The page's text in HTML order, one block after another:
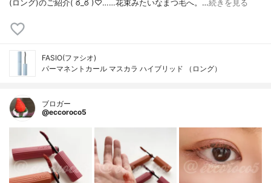
(ロング)⁡⁡のご紹介( ఠ_ఠ )♡⁡……⁡⁡⁡⁡花束みたいなまつ毛へ。⁡⁡⁡…続きを見る
FASIO(ファシオ)
パーマネントカール マスカラ ハイブリッド （ロング）
ブロガー
@eccoroco5